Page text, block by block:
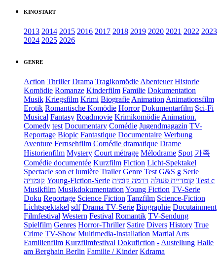
KINOSTART
2013 2014 2015 2016 2017 2018 2019 2020 2021 2022 2023
2024 2025 2026
GENRE
Action Thriller Drama Tragikomödie Abenteuer Historie
Komödie Romanze Kinderfilm Familie Dokumentation
Musik Kriegsfilm Krimi Biografie Animation Animationsfilm
Erotik Romantische Komödie Horror Dokumentarfilm Sci-Fi
Musical Fantasy Roadmovie Krimikomödie Animation.
Comedy test Documentary Comédie Jugendmagazin TV-
Reportage Biopic Fantastique Documentaire Werbung
Aventure Fernsehfilm Comédie dramatique Drame
Historienfilm Mystery Court métrage Mélodrame Spot 가족
Comédie documentée Kurzfilm Fiction Licht-Spektakel
Spectacle son et lumière Trailer Genre Test G&S g Serie
קומדיה Young-Fiction-Serie קומדיית פעולה דרמה קומית
Test c
Musikfilm Musikdokumentation Young Fiction TV-Serie
Doku Reportage Science Fiction Tanzfilm Science-Fiction
Lichtspektakel sdf Drama TV-Serie Biographie Docutainment
Filmfestival Western Festival Romantik TV-Sendung
Spielfilm Genres Horror-Thriller Satire Divers History True
Crime TV-Show Multimedia-Installation Martial Arts
Familienfilm Kurzfilmfestival Dokufiction - Austellung Halle
am Berghain Berlin Familie / Kinder Kdrama